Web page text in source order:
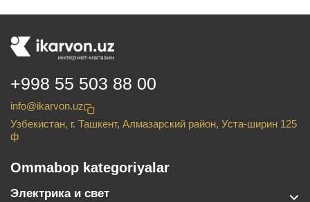
+998 55 503 88 00
info@ikarvon.uz
Узбекистан, г. Ташкент, Алмазарский район, Уста-ширин 125
ф
Ommabop kategoriyalar
Электрика и свет